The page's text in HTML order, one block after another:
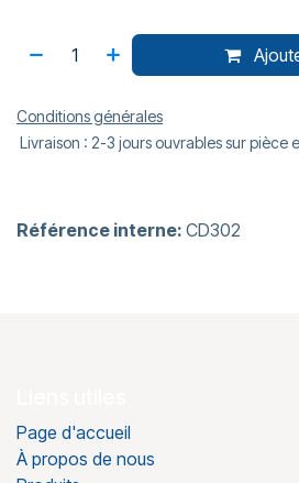
Conditions générales
Livraison : 2-3 jours ouvrables sur pièce
Référence interne: CD302
Page d'accueil
À propos de nous